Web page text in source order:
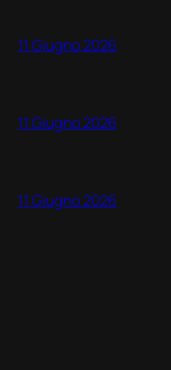
11 Giugno 2026
11 Giugno 2026
11 Giugno 2026